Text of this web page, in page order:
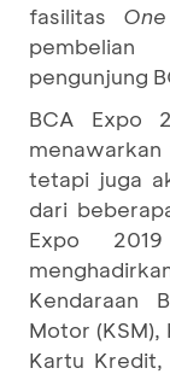
fasilitas
pembelian
pengunjung
BCA Expo
tetapi juga
dari
Expo
Kendaraan
Motor (KSM),
Kartu